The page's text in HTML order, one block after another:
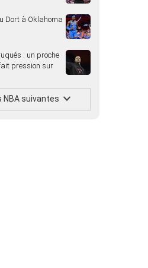
Dort à Oklahoma
: un proche
pression sur
suivantes